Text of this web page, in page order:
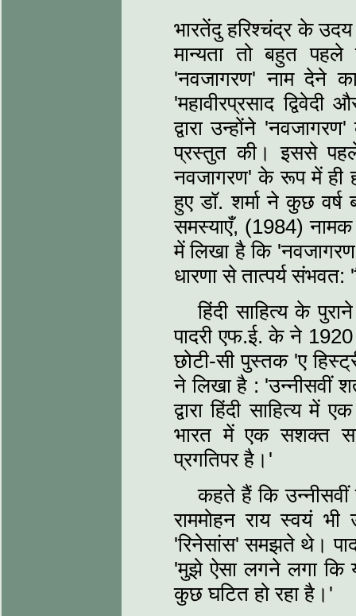
भारतेंदु हरिश्‍चंद्र के
मान्‍यता तो बहुत
'नवजागरण' नाम देने
'महावीरप्रसाद
द्वारा उन्‍होंने
प्रस्‍तुत की। इससे पहले
नवजागरण' के रूप में ही
हुए डॉ. शर्मा ने कुछ वर्ष
समस्‍याएँ, (1984)
में लिखा है कि 'नवजागरण'
धारणा से तात्पर्य
हिंदी साहित्‍य के
पादरी एफ.ई. के ने 1920
छोटी-सी पुस्‍तक 'ए
ने लिखा है : 'उन्‍नीसवीं
द्वारा हिंदी साहित्‍य
भारत में एक सशक्‍त
प्रगतिपर है।'
कहते हैं कि उन्‍नीसवीं
राममोहन राय स्‍वयं
'रिनेसांस' समझते थे।
'मुझे ऐसा लगने लगा कि
कुछ घटित हो रहा है।'